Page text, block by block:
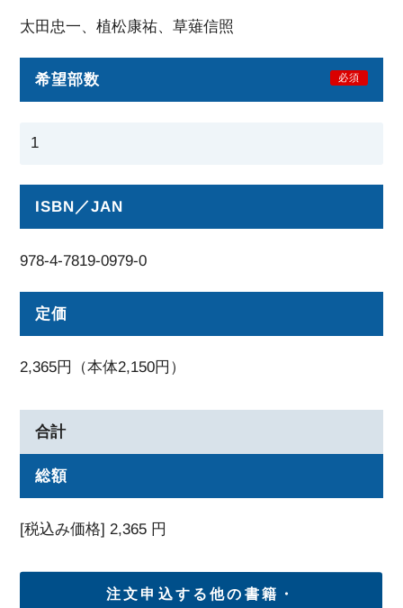
太田忠一、植松康祐、草薙信照
希望部数 必須
ISBN／JAN
978-4-7819-0979-0
定価
2,365円（本体2,150円）
合計
総額
[税込み価格]2,365 円
注文申込する他の書籍・